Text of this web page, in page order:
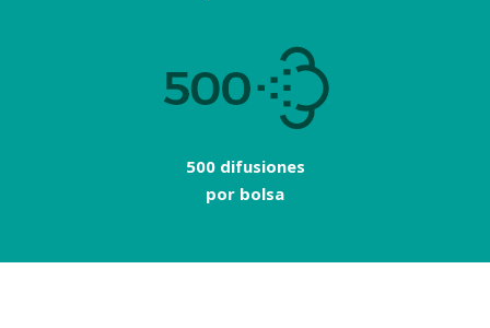
500 difusiones
por bolsa